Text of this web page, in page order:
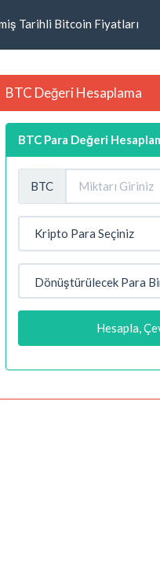
Tarihli Bitcoin Fiyatları
BTC Değeri Hesaplama
BTC Para Değeri
BTC
Hesapla,